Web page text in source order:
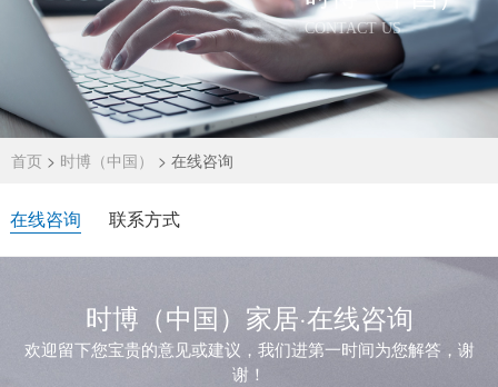
CONTACT US
首页 > 时博（中国） >在线咨询
在线咨询 联系方式
时博（中国）家居·在线咨询
欢迎留下您宝贵的意见或建议，我们进第一时间为您解答，谢
谢！